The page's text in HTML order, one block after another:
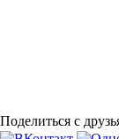
Поделиться с